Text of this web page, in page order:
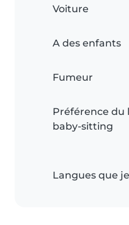
Voiture
A des enfants
Fumeur
Préférence du
baby-sitting
Langues que